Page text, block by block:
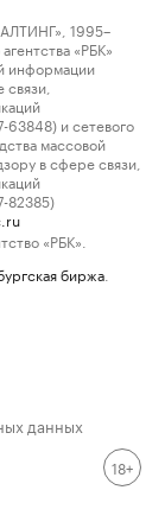
1995–
«РБК»
информации
и сетевого
массовой
в сфере связи,
82385)
«РБК».
биржа
данных
18+